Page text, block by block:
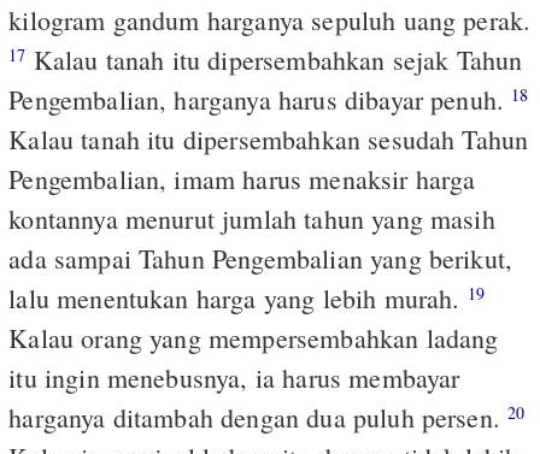
kilogram gandum harganya sepuluh uang perak.
17 Kalau tanah itu dipersembahkan sejak Tahun
Pengembalian, harganya harus dibayar penuh. 18
Kalau tanah itu dipersembahkan sesudah Tahun
Pengembalian, imam harus menaksir harga
kontannya menurut jumlah tahun yang masih
ada sampai Tahun Pengembalian yang berikut,
lalu menentukan harga yang lebih murah. 19
Kalau orang yang mempersembahkan ladang
itu ingin menebusnya, ia harus membayar
harganya ditambah dengan dua puluh persen.20